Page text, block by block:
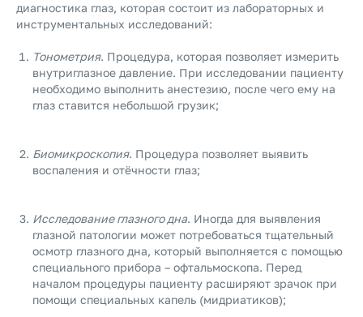
диагностика глаз, которая состоит из лабораторных и
инструментальных исследований:
Тонометрия. Процедура, которая позволяет измерить
внутриглазное давление. При исследовании пациенту
необходимо выполнить анестезию, после чего ему на
глаз ставится небольшой грузик;
Биомикроскопия. Процедура позволяет выявить
воспаления и отёчности глаз;
Исследование глазного дна. Иногда для выявления
глазной патологии может потребоваться тщательный
осмотр глазного дна, который выполняется с помощью
специального прибора – офтальмоскопа. Перед
началом процедуры пациенту расширяют зрачок при
помощи специальных капель (мидриатиков);